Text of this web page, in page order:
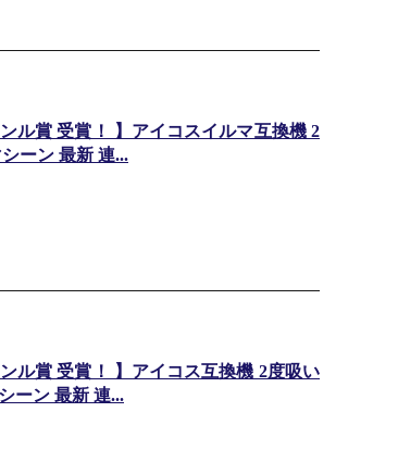
ル賞 受賞！ 】アイコスイルマ互換機 2
ーン 最新 連...
ル賞 受賞！ 】アイコス互換機 2度吸い
ーン 最新 連...